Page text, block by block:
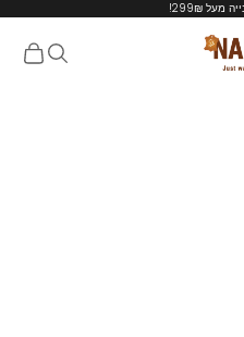
מעל 299₪!
Nappa חיפושעגלת